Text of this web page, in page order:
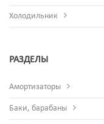
Холодильник
РАЗДЕЛЫ
Амортизаторы
Баки, барабаны